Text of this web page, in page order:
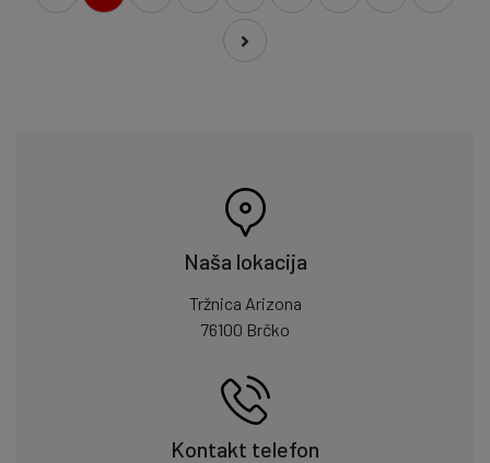
Naša lokacija
Tržnica Arizona
76100 Brčko
Kontakt telefon